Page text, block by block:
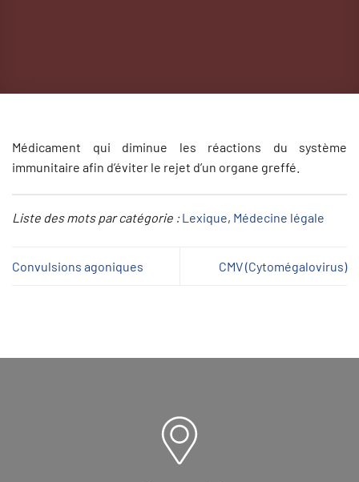
Médicament qui diminue les réactions du système
immunitaire afin d’éviter le rejet d’un organe greffé.
Liste des mots par catégorie : Lexique, Médecine légale
Convulsions agoniques CMV (Cytomégalovirus)